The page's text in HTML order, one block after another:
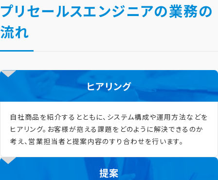
プリセールスエンジニアの業務の
流れ
ヒアリング
自社商品を紹介するとともに、システム構成や運用方法などを
ヒアリング。お客様が抱える課題をどのように解決できるのか
考え、営業担当者と提案内容のすり合わせを行います。
提案